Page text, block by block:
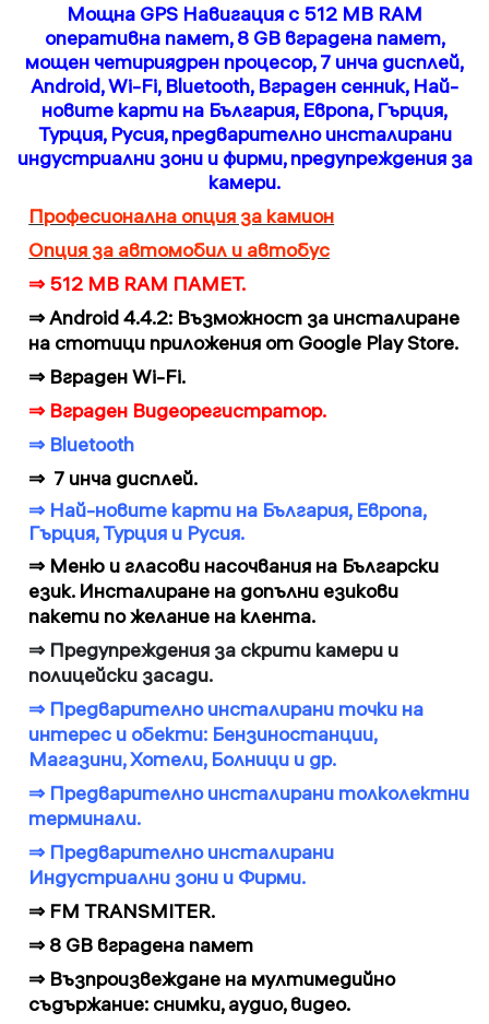
Мощна GPS Навигация с 512 MB RAM
оперативна памет, 8 GB вградена памет,
мощен четириядрен процесор, 7 инча дисплей,
Android, Wi-Fi, Bluetooth, Вграден сенник, Най-
новите карти на България, Европа, Гърция,
Турция, Русия, предварително инсталирани
индустриални зони и фирми, предупреждения за
камери.
Професионална опция за камион
Опция за автомобил и автобус
⇒ 512 MB RAM ПАМЕТ.
⇒Android 4.4.2: Възможност за инсталиране
на стотици приложения от Google Play Store.
⇒ Вграден Wi-Fi.
⇒ Вграден Видеорегистратор.
⇒ Bluetooth
⇒ 7 инча дисплей.
⇒ Най-новите карти на България, Европа,
Гърция, Турция и Русия.
⇒ Меню и гласови насочвания на Български
език. Инсталиране на допълни езикови
пакети по желание на клента.
⇒ Предупреждения за скрити камери и
полицейски засади.
⇒ Предварително инсталирани точки на
интерес и обекти: Бензиностанции,
Магазини, Хотели, Болници и др.
⇒ Предварително инсталирани толколектни
терминали.
⇒ Предварително инсталирани
Индустриални зони и Фирми.
⇒ FM TRANSMITER.
⇒ 8 GB вградена памет
⇒ Възпроизвеждане на мултимедийно
съдържание: снимки, аудио, видео.